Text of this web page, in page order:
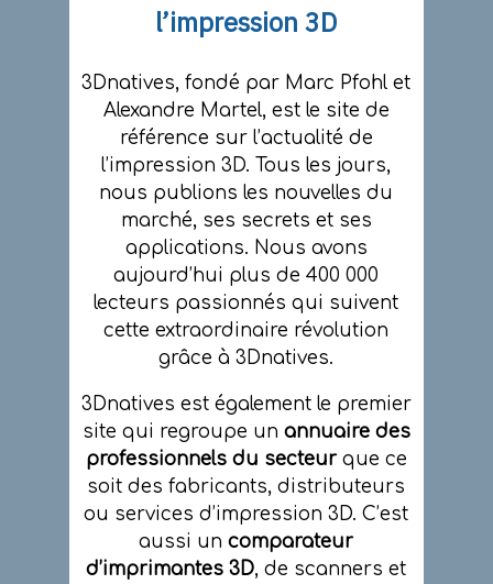
l’impression 3D
3Dnatives, fondé par Marc Pfohl et
Alexandre Martel, est le site de
référence sur l’actualité de
l’impression 3D. Tous les jours,
nous publions les nouvelles du
marché, ses secrets et ses
applications. Nous avons
aujourd’hui plus de 400 000
lecteurs passionnés qui suivent
cette extraordinaire révolution
grâce à 3Dnatives.
3Dnatives est également le premier
site qui regroupe un annuaire des
professionnels du secteurque ce
soit des fabricants, distributeurs
ou services d’impression 3D. C’est
aussi uncomparateur
d’imprimantes 3D, de scanners et